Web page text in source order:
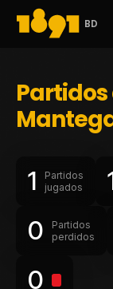
BD
Partidos
1
Partidos
jugados
0
Partidos
perdidos
0